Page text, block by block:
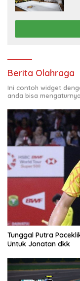
Berita Olahraga
Ini contoh widget
anda bisa
Tunggal Putra
Untuk Jonatan dkk